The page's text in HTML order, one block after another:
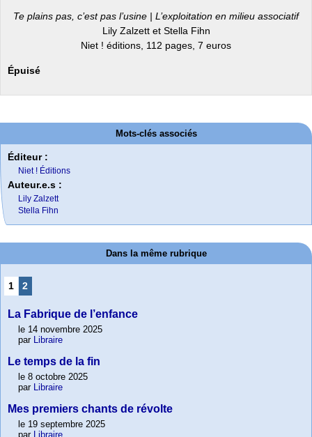
Te plains pas, c’est pas l’usine | L’exploitation en milieu associatif
Lily Zalzett et Stella Fihn
Niet ! éditions, 112 pages, 7 euros
Épuisé
Mots-clés associés
Éditeur :
Niet ! Éditions
Auteur.e.s :
Lily Zalzett
Stella Fihn
Dans la même rubrique
1 2
La Fabrique de l’enfance
le 14 novembre 2025
par Libraire
Le temps de la fin
le 8 octobre 2025
par Libraire
Mes premiers chants de révolte
le 19 septembre 2025
par
Libraire